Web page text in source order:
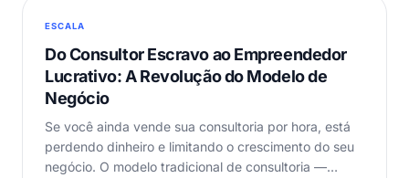
ESCALA
Do Consultor Escravo ao Empreendedor
Lucrativo: A Revolução do Modelo de
Negócio
Se você ainda vende sua consultoria por hora, está
perdendo dinheiro e limitando o crescimento do seu
negócio. O modelo tradicional de consultoria —…